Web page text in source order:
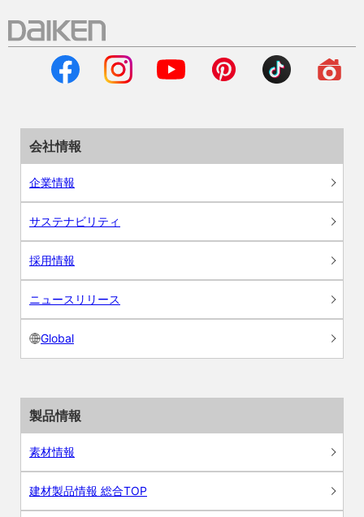
会社情報
企業情報
サステナビリティ
採用情報
ニュースリリース
Global
製品情報
素材情報
建材製品情報 総合TOP